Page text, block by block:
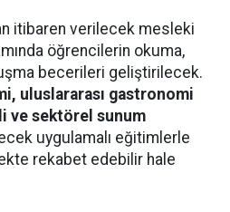
itibaren verilecek mesleki
öğrencilerin okuma,
becerileri geliştirilecek.
uluslararası gastronomi
ve sektörel sunum
uygulamalı eğitimlerle
rekabet edebilir hale